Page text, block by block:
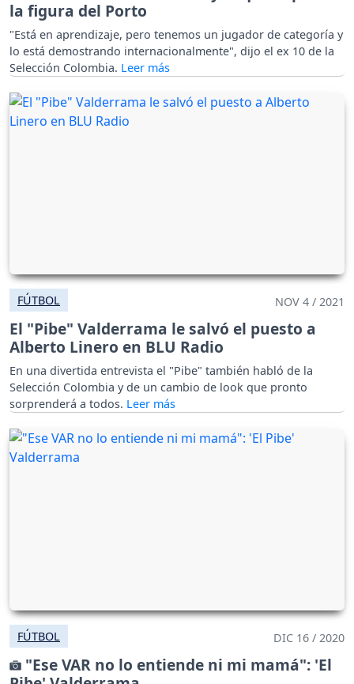
la figura del Porto
"Está en aprendizaje, pero tenemos un jugador de categoría y
lo está demostrando internacionalmente", dijo el ex 10 de la
Selección Colombia.
FÚTBOL NOV 4 / 2021
El "Pibe" Valderrama le salvó el puesto a
Alberto Linero en BLU Radio
En una divertida entrevista el "Pibe" también habló de la
Selección Colombia y de un cambio de look que pronto
sorprenderá a todos.
FÚTBOL DIC 16 / 2020
"Ese VAR no lo entiende ni mi mamá": 'El